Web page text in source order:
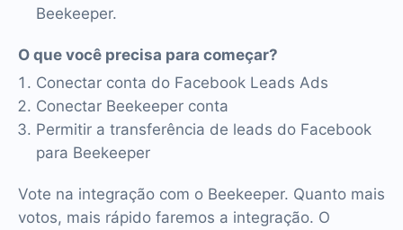
Beekeeper.
O que você precisa para começar?
Conectar conta do Facebook Leads Ads
Conectar Beekeeper conta
Permitir a transferência de leads do Facebook
para Beekeeper
Vote na integração com o Beekeeper. Quanto mais
votos, mais rápido faremos a integração. O